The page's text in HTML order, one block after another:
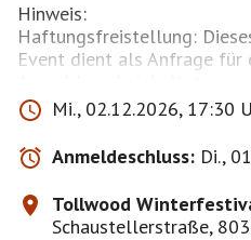
Hinweis:
Haftungsfreistellung:
Event dient als Anfrage für
Anmeldung beinhaltet
Treffens eine komplette
möglichen Sach-, Personen-
die aus der Teilnahme
und Begleitpersonen
Diese Haftungsfreistellung
Mi., 02.12.2026, 17:30
Anmeldeschluss: Di.,
Tollwood
Schaustellerstraße,